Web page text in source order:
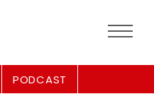
PODCAST